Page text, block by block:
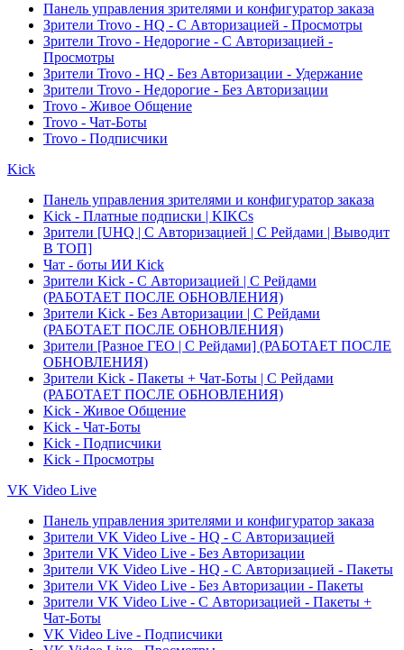
Панель управления зрителями и конфигуратор заказа
Зрители Trovo - HQ - С Авторизацией - Просмотры
Зрители Trovo - Недорогие - С Авторизацией -
Просмотры
Зрители Trovo - HQ - Без Авторизации - Удержание
Зрители Trovo - Недорогие - Без Авторизации
Trovo - Живое Общение
Trovo - Чат-Боты
Trovo - Подписчики
Kick
Панель управления зрителями и конфигуратор заказа
Kick - Платные подписки | KIKCs
Зрители [UHQ | С Авторизацией | С Рейдами | Выводит
В ТОП]
Чат - боты ИИ Kick
Зрители Kick - С Авторизацией | С Рейдами
(РАБОТАЕТ ПОСЛЕ ОБНОВЛЕНИЯ)
Зрители Kick - Без Авторизации | С Рейдами
(РАБОТАЕТ ПОСЛЕ ОБНОВЛЕНИЯ)
Зрители [Разное ГЕО | С Рейдами] (РАБОТАЕТ ПОСЛЕ
ОБНОВЛЕНИЯ)
Зрители Kick - Пакеты + Чат-Боты | С Рейдами
(РАБОТАЕТ ПОСЛЕ ОБНОВЛЕНИЯ)
Kick - Живое Общение
Kick - Чат-Боты
Kick - Подписчики
Kick - Просмотры
VK Video Live
Панель управления зрителями и конфигуратор заказа
Зрители VK Video Live - HQ - С Авторизацией
Зрители VK Video Live - Без Авторизации
Зрители VK Video Live - HQ - С Авторизацией - Пакеты
Зрители VK Video Live - Без Авторизации - Пакеты
Зрители VK Video Live - С Авторизацией - Пакеты +
Чат-Боты
VK Video Live - Подписчики